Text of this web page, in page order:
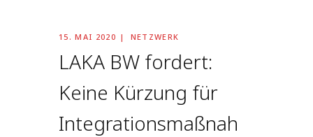
15. MAI 2020 NETZWERK
LAKA BW fordert:
Keine Kürzung für
Integrationsmaßnah